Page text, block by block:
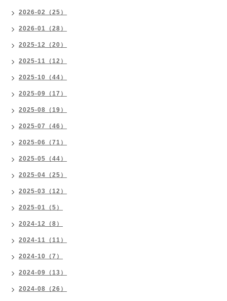
2026-02（25）
2026-01（28）
2025-12（20）
2025-11（12）
2025-10（44）
2025-09（17）
2025-08（19）
2025-07（46）
2025-06（71）
2025-05（44）
2025-04（25）
2025-03（12）
2025-01（5）
2024-12（8）
2024-11（11）
2024-10（7）
2024-09（13）
2024-08（26）